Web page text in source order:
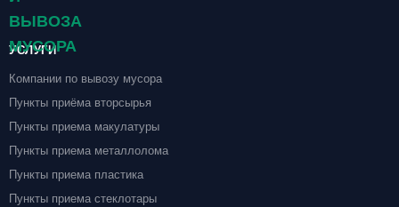
УСЛУГИ
Компании по вывозу мусора
Пункты приёма вторсырья
Пункты приема макулатуры
Пункты приема металлолома
Пункты приема пластика
Пункты приема стеклотары